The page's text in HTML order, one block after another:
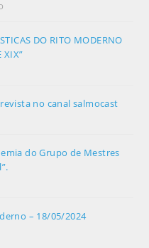
DO RITO MODERNO
XIX”
no canal salmocast
do Grupo de Mestres
– 18/05/2024